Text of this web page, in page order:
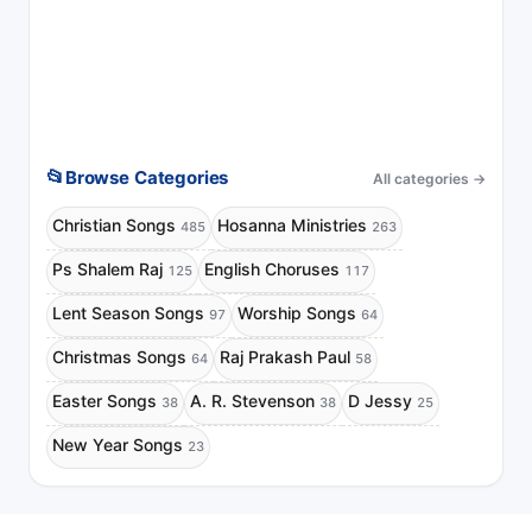
📂 Browse Categories All categories →
Christian Songs 485 Hosanna Ministries 263
Ps Shalem Raj 125 English Choruses 117
Lent Season Songs 97 Worship Songs 64
Christmas Songs 64 Raj Prakash Paul 58
Easter Songs 38 A. R. Stevenson 38 D Jessy 25
New Year Songs 23